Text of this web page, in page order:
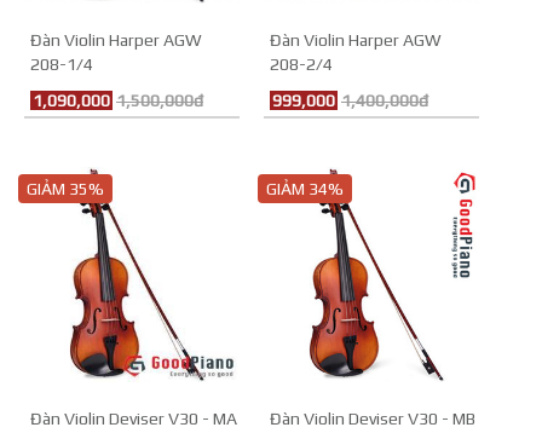
Đàn Violin Harper AGW
208-1/4
1,090,000 1,500,000đ
Đàn Violin Harper AGW
208-2/4
999,000 1,400,000đ
GIẢM 35%
Đàn Violin Deviser V30 - MA
GIẢM 34%
Đàn Violin Deviser V30 - MB